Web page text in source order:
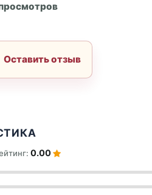
Оставить отзыв
0.00